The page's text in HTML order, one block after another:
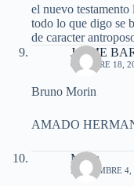
el nuevo
todo lo que digo se
de caracter
JAIME
OCTUBRE 18,
Bruno Morin
AMADO
Maria
NOVIEMBRE 4,